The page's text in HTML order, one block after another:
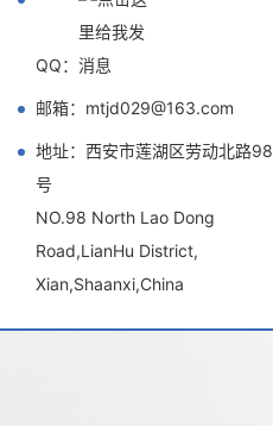
QQ：
邮箱：mtjd029@163.com
地址：西安市莲湖区劳动北路98
号
NO.98 North Lao Dong
Road,LianHu District,
Xian,Shaanxi,China